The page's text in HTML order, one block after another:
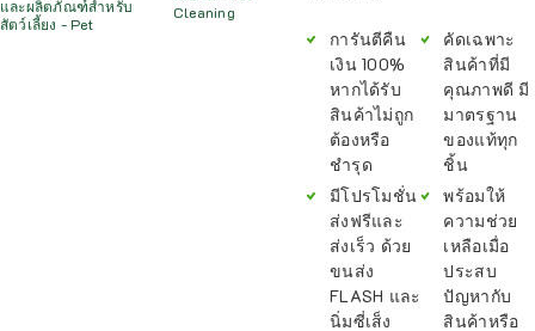
และผลิตภัณฑ์สำหรับ
สัตว์เลี้ยง - Pet
Cleaning
การันตีคืน
เงิน 100%
หากได้รับ
สินค้าไม่ถูก
ต้องหรือ
ชำรุด
มีโปรโมชั่น
ส่งฟรีและ
ส่งเร็ว ด้วย
ขนส่ง
FLASH และ
นิ่มซี่เส็ง
คัดเฉพาะ
สินค้าที่มี
คุณภาพดี มี
มาตรฐาน
ของแท้ทุก
ชิ้น
พร้อมให้
ความช่วย
เหลือเมื่อ
ประสบ
ปัญหากับ
สินค้าหรือ